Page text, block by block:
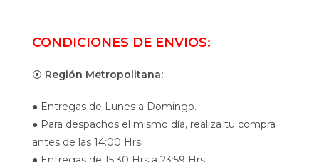
CONDICIONES DE ENVIOS:
⦿ Región Metropolitana:
● Entregas de Lunes a Domingo.
● Para despachos el mismo día, realiza tu compra
antes de las 14:00 Hrs.